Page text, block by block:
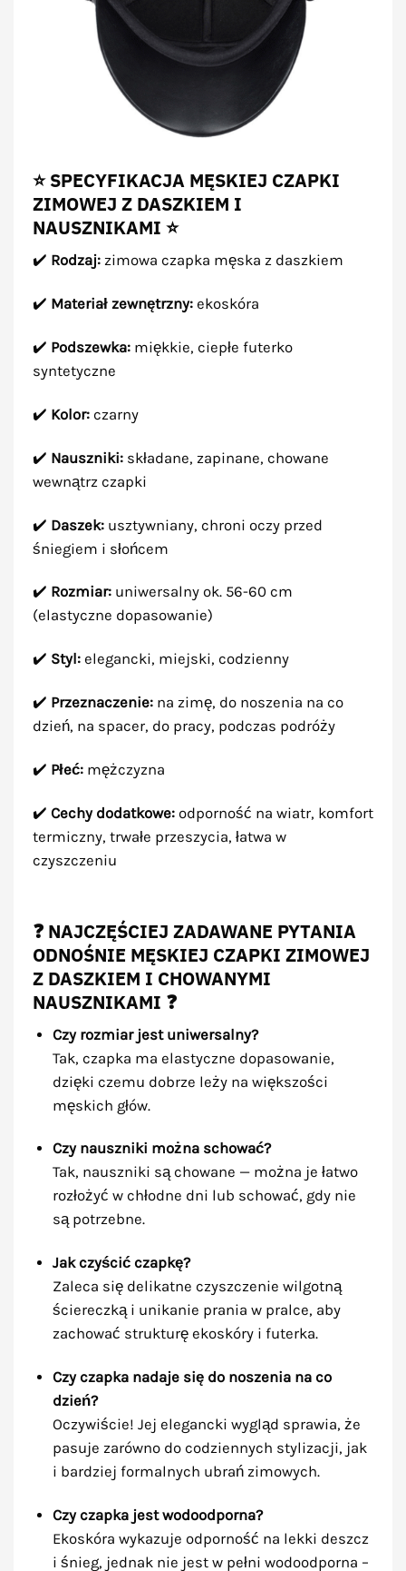
⭐ SPECYFIKACJA MĘSKIEJ CZAPKI
ZIMOWEJ Z DASZKIEM I
NAUSZNIKAMI ⭐
✔️ Rodzaj:zimowa czapka męska z daszkiem
✔️ Materiał zewnętrzny:ekoskóra
✔️ Podszewka:miękkie, ciepłe futerko
syntetyczne
✔️ Kolor:czarny
✔️ Nauszniki:składane, zapinane, chowane
wewnątrz czapki
✔️ Daszek:usztywniany, chroni oczy przed
śniegiem i słońcem
✔️ Rozmiar:uniwersalny ok. 56-60 cm
(elastyczne dopasowanie)
✔️ Styl:elegancki, miejski, codzienny
✔️ Przeznaczenie:na zimę, do noszenia na co
dzień, na spacer, do pracy, podczas podróży
✔️ Płeć:mężczyzna
✔️ Cechy dodatkowe:odporność na wiatr, komfort
termiczny, trwałe przeszycia, łatwa w
czyszczeniu
❓ NAJCZĘŚCIEJ ZADAWANE PYTANIA
ODNOŚNIE MĘSKIEJ CZAPKI ZIMOWEJ
Z DASZKIEM I CHOWANYMI
NAUSZNIKAMI ❓
Czy rozmiar jest uniwersalny?
Tak, czapka ma elastyczne dopasowanie,
dzięki czemu dobrze leży na większości
męskich głów.
Czy nauszniki można schować?
Tak, nauszniki są chowane — można je łatwo
rozłożyć w chłodne dni lub schować, gdy nie
są potrzebne.
Jak czyścić czapkę?
Zaleca się delikatne czyszczenie wilgotną
ściereczką i unikanie prania w pralce, aby
zachować strukturę ekoskóry i futerka.
Czy czapka nadaje się do noszenia na co
dzień?
Oczywiście! Jej elegancki wygląd sprawia, że
pasuje zarówno do codziennych stylizacji, jak
i bardziej formalnych ubrań zimowych.
Czy czapka jest wodoodporna?
Ekoskóra wykazuje odporność na lekki deszcz
i śnieg, jednak nie jest w pełni wodoodporna –